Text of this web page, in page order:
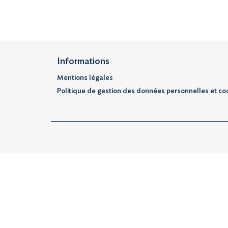
Informations
Mentions légales
Politique de gestion des données personnelles et